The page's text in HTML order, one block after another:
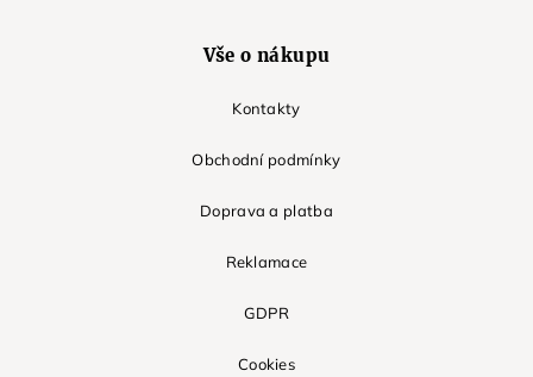
Vše o nákupu
Kontakty
Obchodní podmínky
Doprava a platba
Reklamace
GDPR
Cookies